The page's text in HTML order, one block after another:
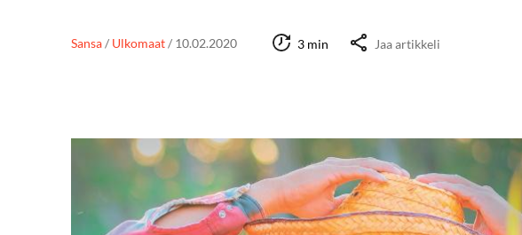
Sansa/ Ulkomaat/ 10.02.2020 3 min Jaa artikkeli